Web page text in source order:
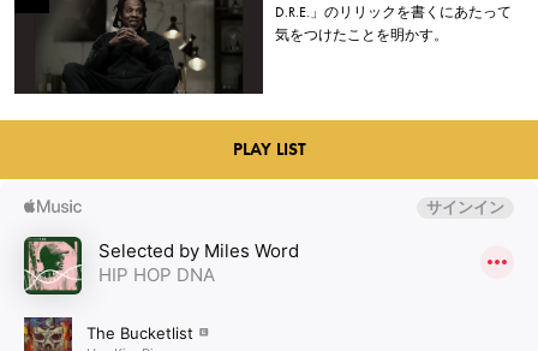
D.R.E.」のリリックを書くにあたって
気をつけたことを明かす。
PLAY LIST